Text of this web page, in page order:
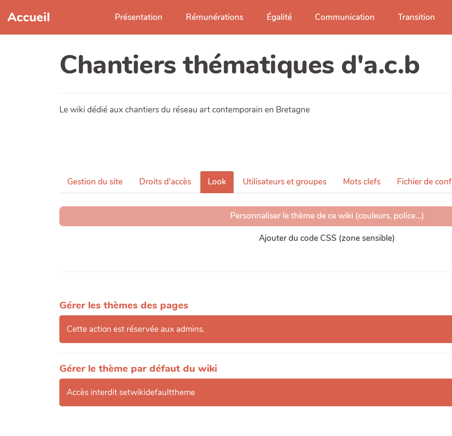
Accueil Présentation Rémunérations Égalité Communication Transition
Chantiers thématiques d'a.c.b
Le wiki dédié aux chantiers du réseau art contemporain en Bretagne
Gestion du site Droits d'accès Look Utilisateurs et groupes Mots clefs Fichier de conf
Personnaliser le thème de ce wiki (couleurs, police...)
Ajouter du code CSS (zone sensible)
Gérer les thèmes des pages
Cette action est réservée aux admins.
Gérer le thème par défaut du wiki
Accès interdit setwikidefaulttheme